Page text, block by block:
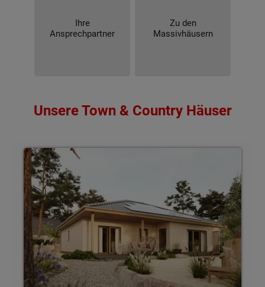
Ihre
Ansprechpartner
Zu den
Massivhäusern
Unsere Town & Country Häuser
Von 77 - 149 m² Wohnfläche